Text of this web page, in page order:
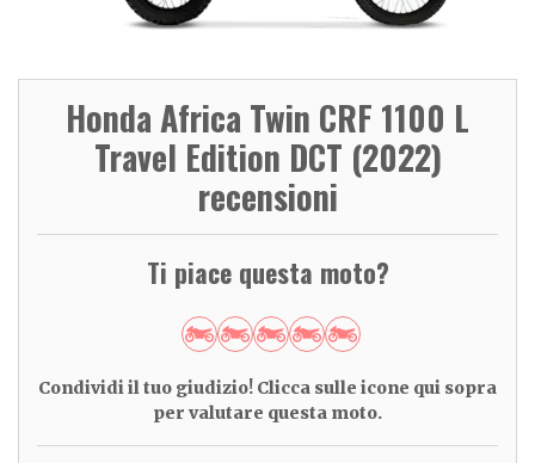
Honda Africa Twin CRF 1100 L
Travel Edition DCT (2022)
recensioni
Ti piace questa moto?
Condividi il tuo giudizio! Clicca sulle icone qui sopra
per valutare questa moto.